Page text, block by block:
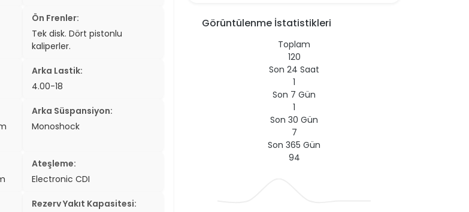
Ön Frenler:
Tek disk. Dört pistonlu
kaliperler.
Arka Lastik:
4.00-18
Arka Süspansiyon:
Monoshock
Ateşleme:
Electronic CDI
Rezerv Yakıt Kapasitesi:
Görüntülenme İstatistikleri
Toplam
120
Son 24 Saat
1
Son 7 Gün
1
Son 30 Gün
7
Son 365 Gün
94